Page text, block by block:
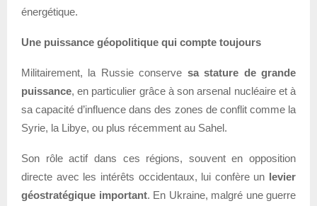
énergétique.
Une puissance géopolitique qui compte toujours
Militairement, la Russie conserve sa stature de grande
puissance, en particulier grâce à son arsenal nucléaire et à
sa capacité d’influence dans des zones de conflit comme la
Syrie, la Libye, ou plus récemment au Sahel.
Son rôle actif dans ces régions, souvent en opposition
directe avec les intérêts occidentaux, lui confère un levier
géostratégique important. En Ukraine, malgré une guerre